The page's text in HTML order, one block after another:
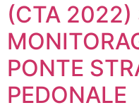
(CTA 2022)
PONTE
PEDONALE